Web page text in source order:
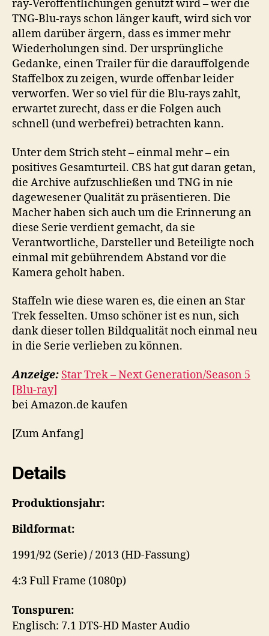
ray-Veröffentlichungen genutzt wird – wer die
TNG-Blu-rays schon länger kauft, wird sich vor
allem darüber ärgern, dass es immer mehr
Wiederholungen sind. Der ursprüngliche
Gedanke, einen Trailer für die darauffolgende
Staffelbox zu zeigen, wurde offenbar leider
verworfen. Wer so viel für die Blu-rays zahlt,
erwartet zurecht, dass er die Folgen auch
schnell (und werbefrei) betrachten kann.
Unter dem Strich steht – einmal mehr – ein
positives Gesamturteil. CBS hat gut daran getan,
die Archive aufzuschließen und TNG in nie
dagewesener Qualität zu präsentieren. Die
Macher haben sich auch um die Erinnerung an
diese Serie verdient gemacht, da sie
Verantwortliche, Darsteller und Beteiligte noch
einmal mit gebührendem Abstand vor die
Kamera geholt haben.
Staffeln wie diese waren es, die einen an Star
Trek fesselten. Umso schöner ist es nun, sich
dank dieser tollen Bildqualität noch einmal neu
in die Serie verlieben zu können.
Anzeige: Star Trek – Next Generation/Season 5
[Blu-ray]
bei Amazon.de kaufen
[Zum Anfang]
Details
Produktionsjahr:
Bildformat:
1991/92 (Serie) / 2013 (HD-Fassung)
4:3 Full Frame (1080p)
Tonspuren:
Englisch: 7.1 DTS-HD Master Audio